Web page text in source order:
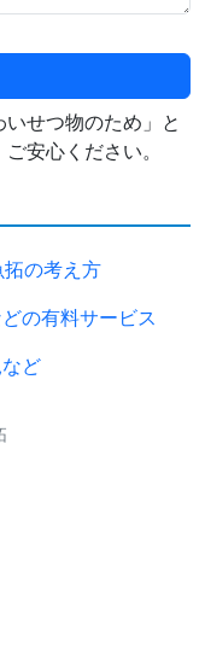
せつ物のため」と
安心ください。
拓の考え方
の有料サービス
ど